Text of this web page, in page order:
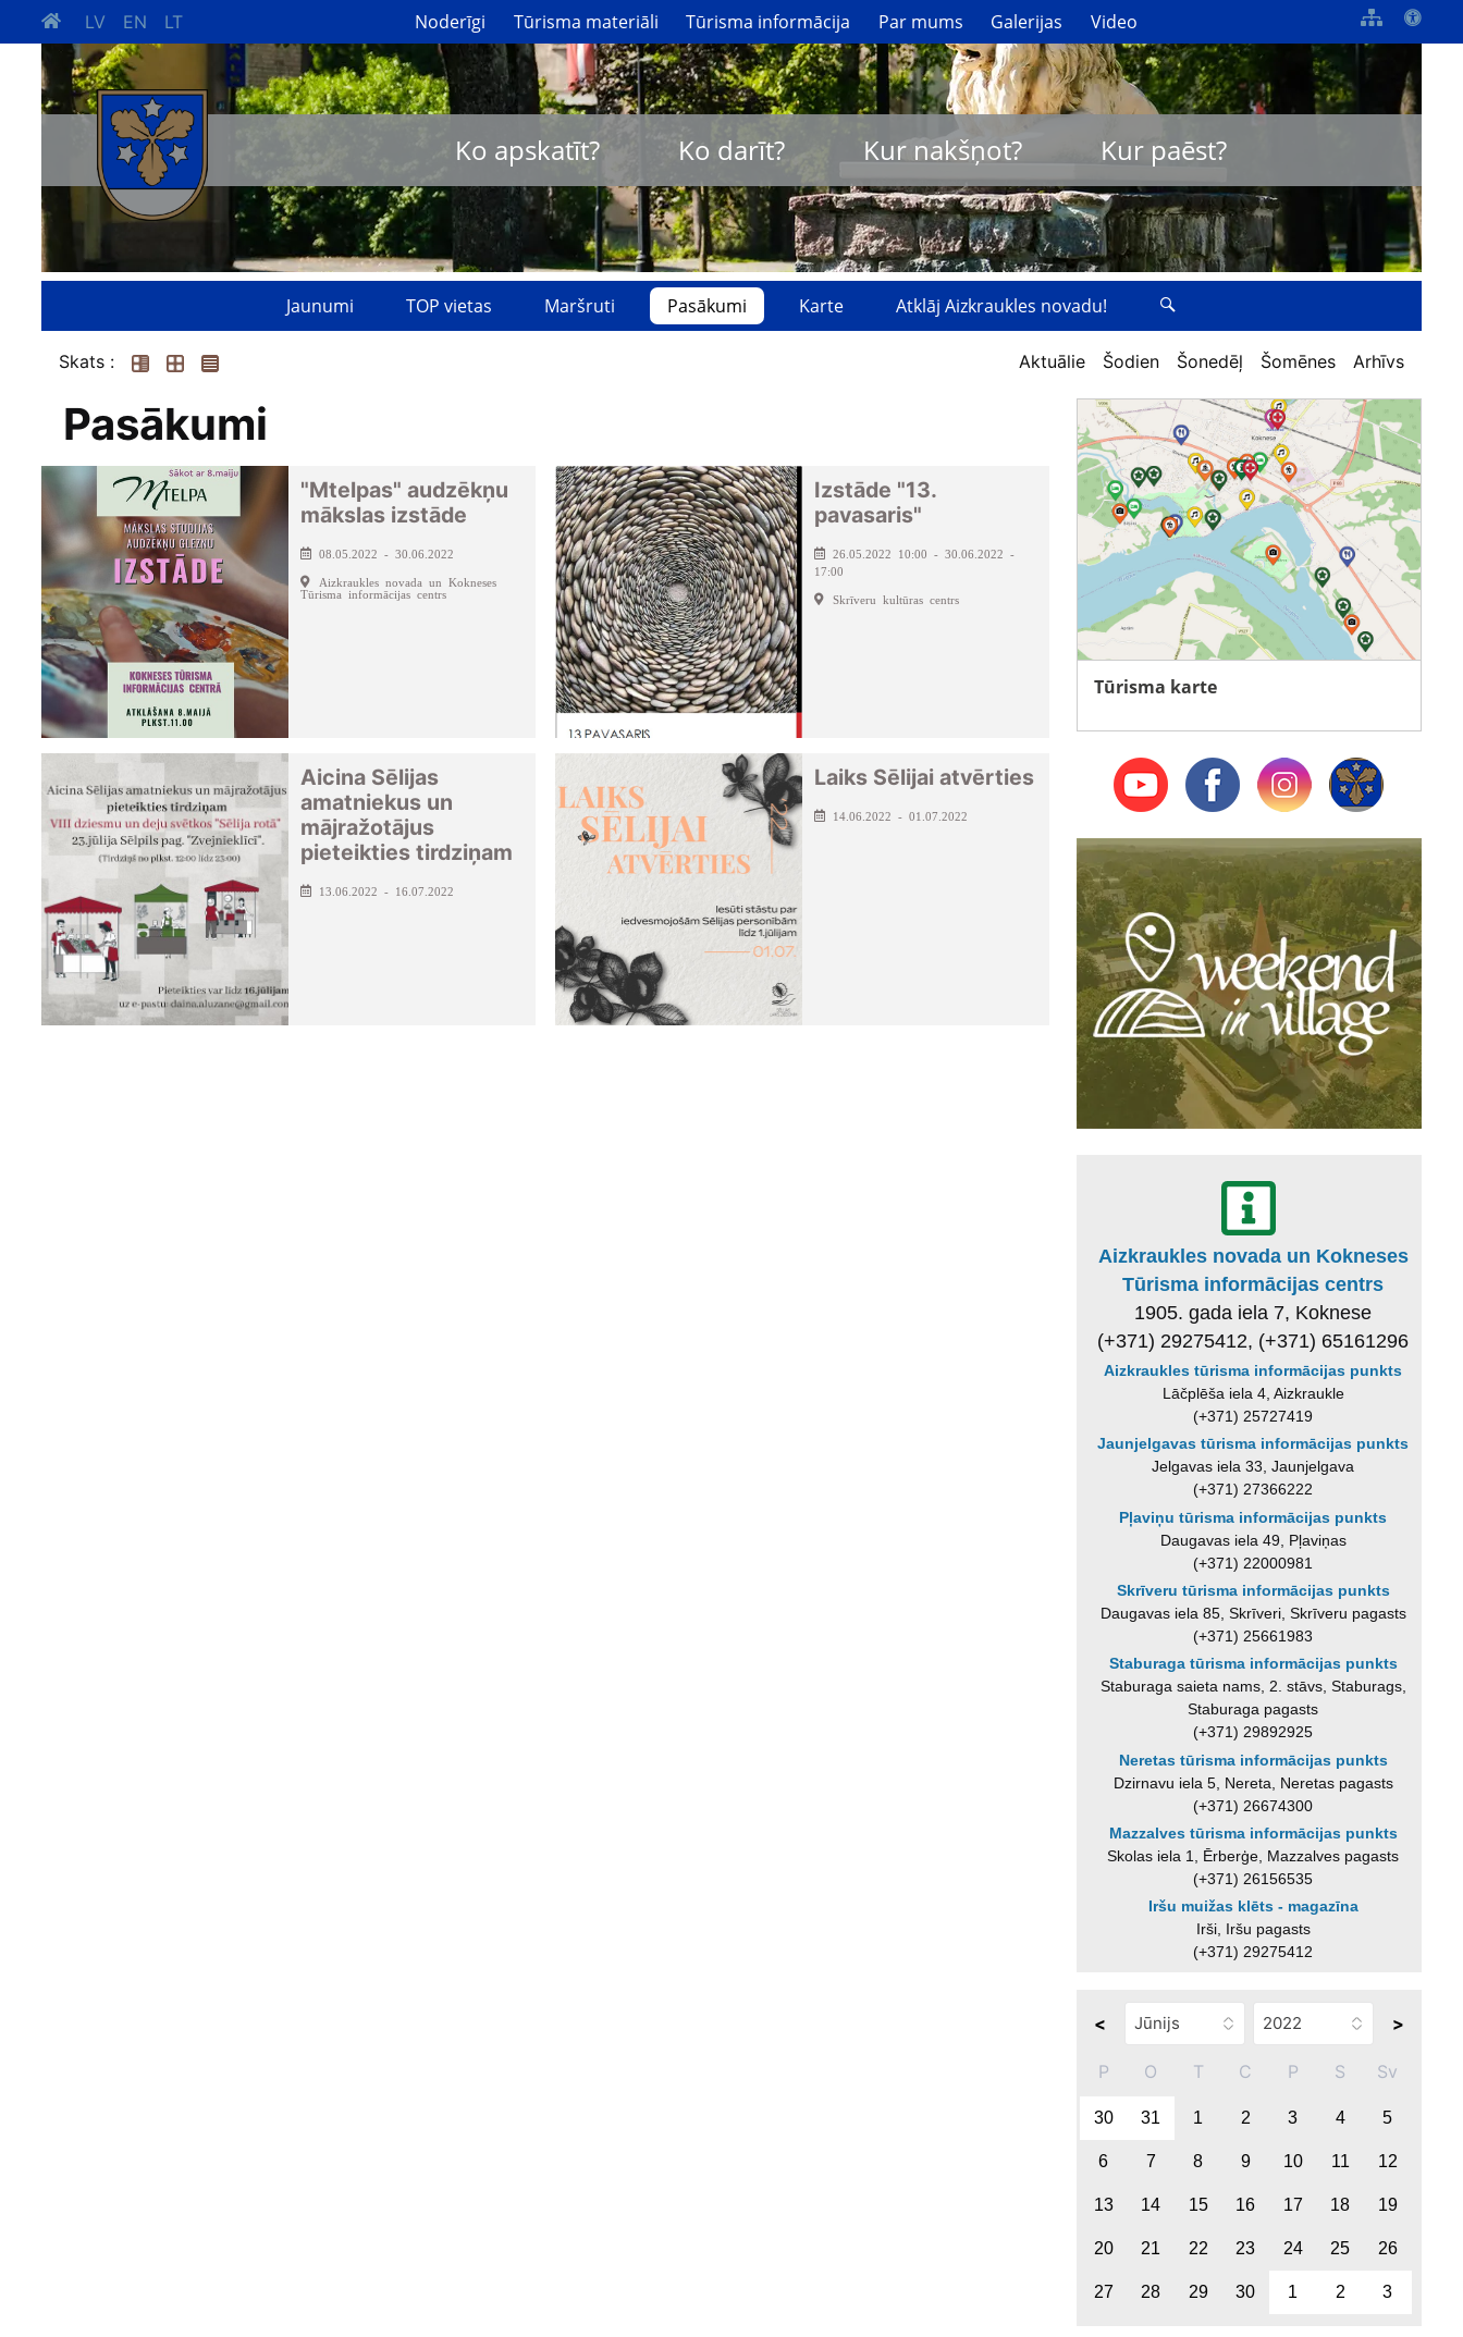
LV EN LT Noderīgi Tūrisma materiāli Tūrisma informācija Par mums Galerijas Video
Ko apskatīt? Ko darīt? Kur nakšņot? Kur paēst?
Jaunumi TOP vietas Maršruti Pasākumi Karte Atklāj Aizkraukles novadu!
Skats : Aktuālie Šodien Šonedēļ Šomēnes Arhīvs
Pasākumi
"Mtelpas" audzēkņu
mākslas izstāde
08.05.2022 - 30.06.2022
Aizkraukles novada un Kokneses
Tūrisma informācijas centrs
Izstāde "13.
pavasaris"
26.05.2022 10:00 - 30.06.2022 -
17:00
Skrīveru kultūras centrs
Aicina Sēlijas
amatniekus un
mājražotājus
pieteikties tirdziņam
13.06.2022 - 16.07.2022
Laiks Sēlijai atvērties
14.06.2022 - 01.07.2022
Tūrisma karte
Aizkraukles novada un Kokneses
Tūrisma informācijas centrs
1905. gada iela 7, Koknese
(+371) 29275412, (+371) 65161296
Aizkraukles tūrisma informācijas punkts
Lāčplēša iela 4, Aizkraukle
(+371) 25727419
Jaunjelgavas tūrisma informācijas punkts
Jelgavas iela 33, Jaunjelgava
(+371) 27366222
Pļaviņu tūrisma informācijas punkts
Daugavas iela 49, Pļaviņas
(+371) 22000981
Skrīveru tūrisma informācijas punkts
Daugavas iela 85, Skrīveri, Skrīveru pagasts
(+371) 25661983
Staburaga tūrisma informācijas punkts
Staburaga saieta nams, 2. stāvs, Staburags,
Staburaga pagasts
(+371) 29892925
Neretas tūrisma informācijas punkts
Dzirnavu iela 5, Nereta, Neretas pagasts
(+371) 26674300
Mazzalves tūrisma informācijas punkts
Skolas iela 1, Ērberģe, Mazzalves pagasts
(+371) 26156535
Iršu muižas klēts - magazīna
Irši, Iršu pagasts
(+371) 29275412
< >
P O T C P S Sv
30 31 1 2 3 4 5
6 7 8 9 10 11 12
13 14 15 16 17 18 19
20 21 22 23 24 25 26
27 28 29 30 1 2 3